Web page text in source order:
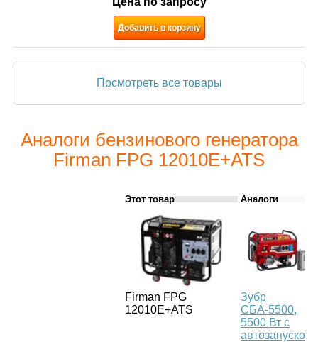
Добавить в корзину
Посмотреть все товары
Аналоги бензинового генератора
Firman FPG 12010E+ATS
Этот товар Аналоги
Firman FPG
12010E+ATS
Зубр
СБА-5500,
5500 Вт с
автозапуском